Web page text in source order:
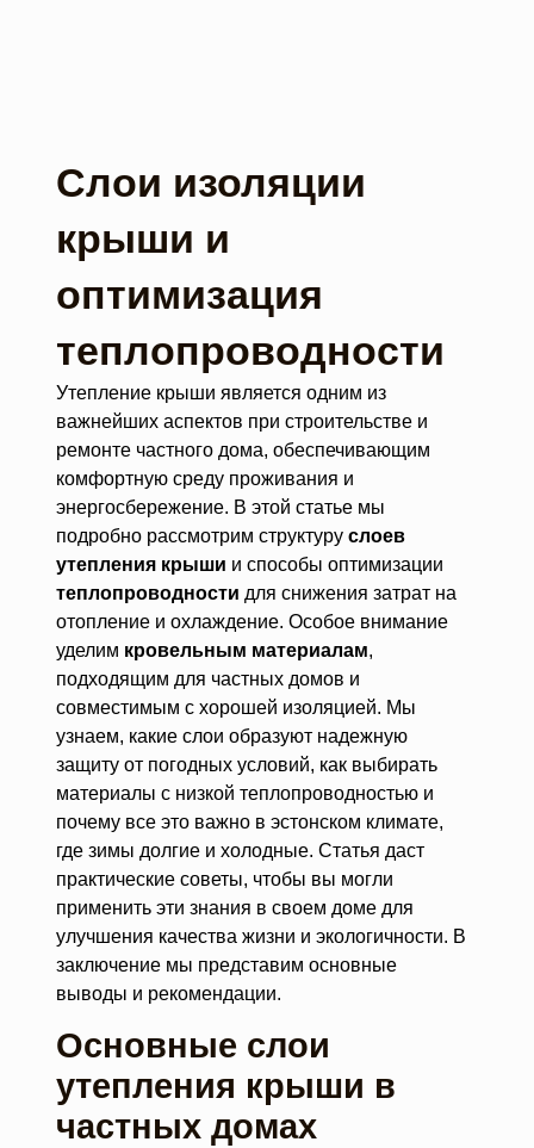
Слои изоляции
крыши и
оптимизация
теплопроводности
Утепление крыши является одним из
важнейших аспектов при строительстве и
ремонте частного дома, обеспечивающим
комфортную среду проживания и
энергосбережение. В этой статье мы
подробно рассмотрим структуру слоев
утепления крыши и способы оптимизации
теплопроводности для снижения затрат на
отопление и охлаждение. Особое внимание
уделим кровельным материалам,
подходящим для частных домов и
совместимым с хорошей изоляцией. Мы
узнаем, какие слои образуют надежную
защиту от погодных условий, как выбирать
материалы с низкой теплопроводностью и
почему все это важно в эстонском климате,
где зимы долгие и холодные. Статья даст
практические советы, чтобы вы могли
применить эти знания в своем доме для
улучшения качества жизни и экологичности. В
заключение мы представим основные
выводы и рекомендации.
Основные слои
утепления крыши в
частных домах